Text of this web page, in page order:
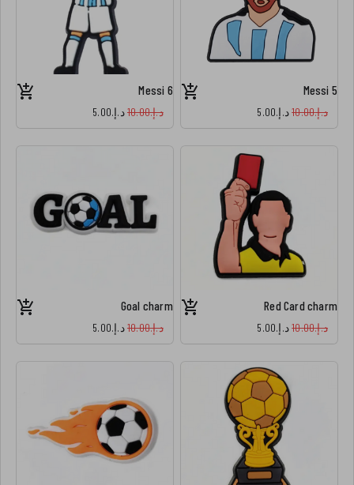
Messi 5
د.إ.‏10.00 د.إ.‏5.00
Messi 6
د.إ.‏10.00 د.إ.‏5.00
Red Card charm
د.إ.‏10.00 د.إ.‏5.00
Goal charm
د.إ.‏10.00 د.إ.‏5.00